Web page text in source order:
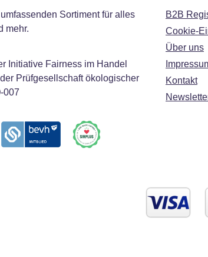
Sortiment für alles
mehr.
Initiative Fairness im Handel
Prüfgesellschaft ökologischer
007
B2B
Cookie-
Über uns
Kontakt